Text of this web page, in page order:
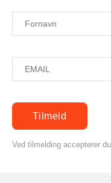
Ved tilmelding accepterer